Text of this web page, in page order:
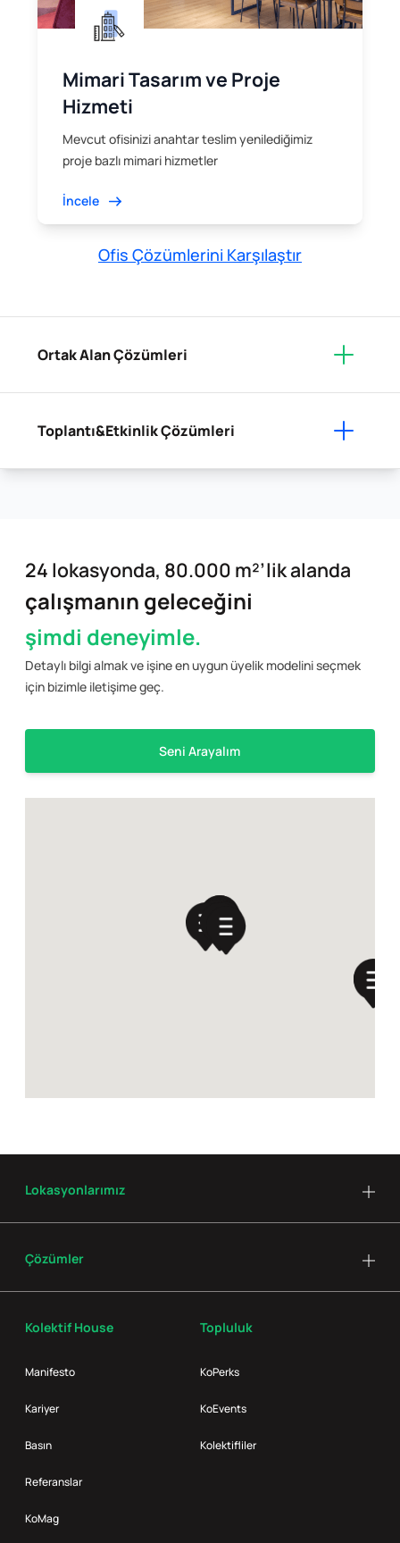
Mimari Tasarım ve Proje
Hizmeti
Mevcut ofisinizi anahtar teslim yenilediğimiz
proje bazlı mimari hizmetler
İncele
Ofis Çözümlerini Karşılaştır
Ortak Alan Çözümleri
Toplantı&Etkinlik Çözümleri
24 lokasyonda, 80.000 m²’lik alanda
çalışmanın geleceğini
şimdi deneyimle.
Detaylı bilgi almak ve işine en uygun üyelik modelini seçmek
için bizimle iletişime geç.
Seni Arayalım
Kolektif House
Manifesto
Kariyer
Basın
Referanslar
KoMag
Topluluk
KoPerks
KoEvents
Kolektifliler
Lokasyonlarımız
Çözümler